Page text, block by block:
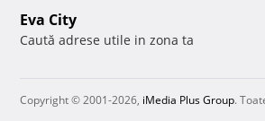
Eva City
Caută adrese utile in zona ta
Copyright © 2001-2026, iMedia Plus Group.